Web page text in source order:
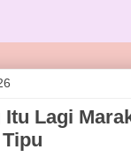
Itu Lagi